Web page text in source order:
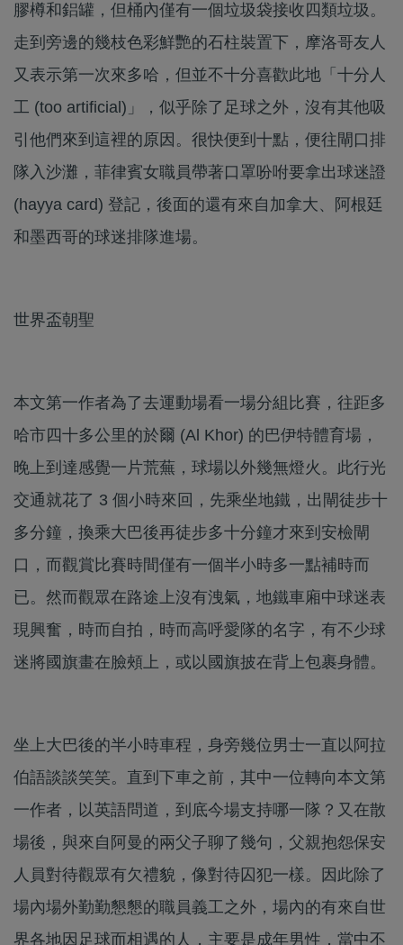
膠樽和鋁罐，但桶內僅有一個垃圾袋接收四類垃圾。
走到旁邊的幾枝色彩鮮艷的石柱裝置下，摩洛哥友人
又表示第一次來多哈，但並不十分喜歡此地「十分人
工 (too artificial)」，似乎除了足球之外，沒有其他吸
引他們來到這裡的原因。很快便到十點，便往閘口排
隊入沙灘，菲律賓女職員帶著口罩吩咐要拿出球迷證
(hayya card) 登記，後面的還有來自加拿大、阿根廷
和墨西哥的球迷排隊進場。
世界盃朝聖
本文第一作者為了去運動場看一場分組比賽，往距多
哈市四十多公里的於爾 (Al Khor) 的巴伊特體育場，
晚上到達感覺一片荒蕪，球場以外幾無燈火。此行光
交通就花了 3 個小時來回，先乘坐地鐵，出閘徒步十
多分鐘，換乘大巴後再徒步多十分鐘才來到安檢閘
口，而觀賞比賽時間僅有一個半小時多一點補時而
已。然而觀眾在路途上沒有洩氣，地鐵車廂中球迷表
現興奮，時而自拍，時而高呼愛隊的名字，有不少球
迷將國旗畫在臉頰上，或以國旗披在背上包裹身體。
坐上大巴後的半小時車程，身旁幾位男士一直以阿拉
伯語談談笑笑。直到下車之前，其中一位轉向本文第
一作者，以英語問道，到底今場支持哪一隊？又在散
場後，與來自阿曼的兩父子聊了幾句，父親抱怨保安
人員對待觀眾有欠禮貌，像對待囚犯一樣。因此除了
場內場外勤勤懇懇的職員義工之外，場內的有來自世
界各地因足球而相遇的人，主要是成年男性，當中不